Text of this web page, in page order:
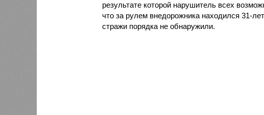
результате которой нарушитель всех
что за рулем внедорожника находился 31-
стражи порядка не обнаружили.